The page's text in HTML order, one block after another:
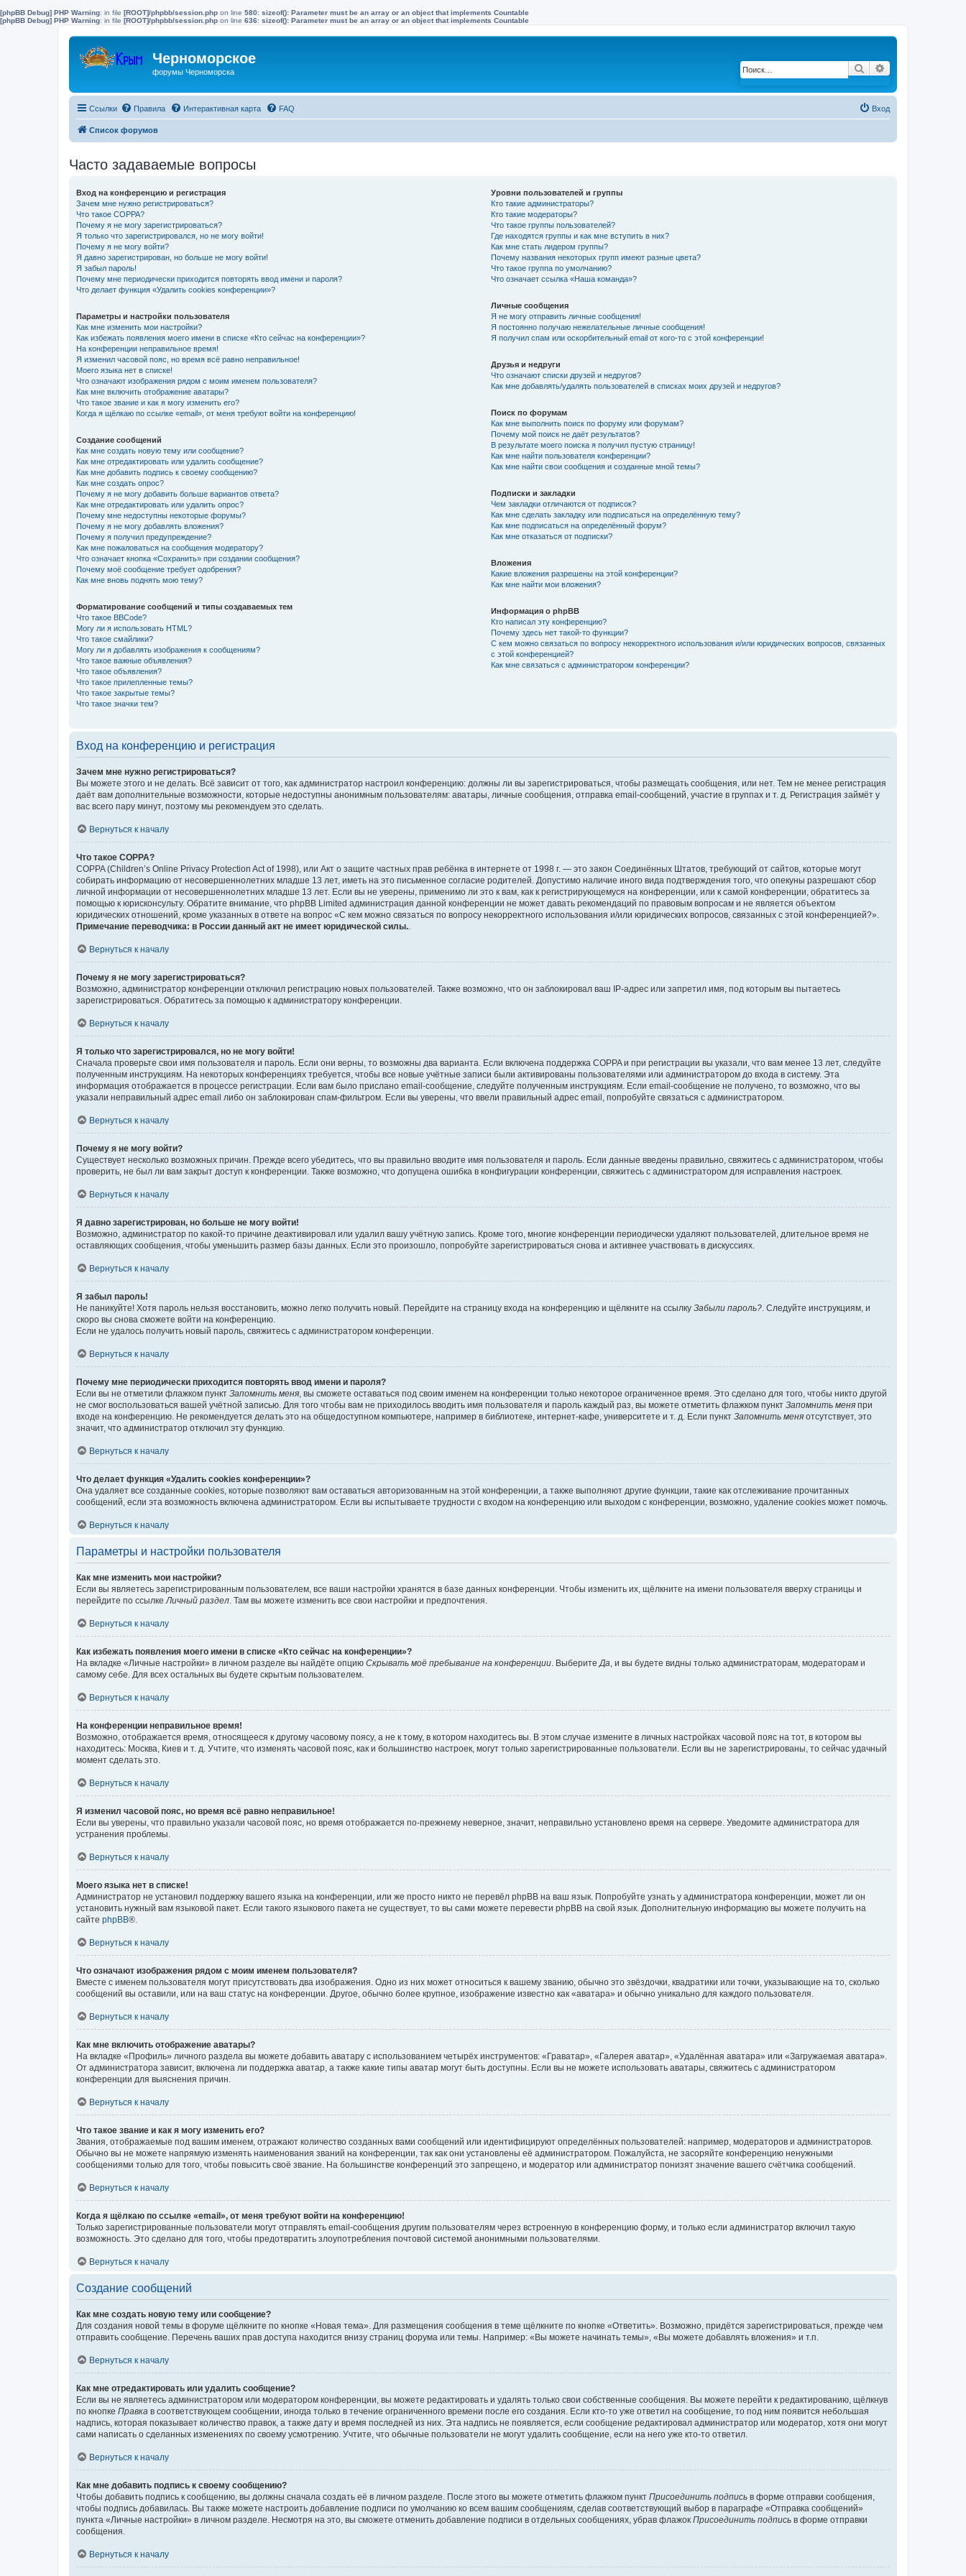
[phpBB Debug] PHP Warning: in file [ROOT]/phpbb/session.php on line 580: sizeof(): Parameter must be an array or an object that implements Countable
[phpBB Debug] PHP Warning: in file [ROOT]/phpbb/session.php on line 636: sizeof(): Parameter must be an array or an object that implements Countable
Черноморское
форумы Черноморска Поиск
Ссылки Правила Интерактивная карта FAQ Вход
Список форумов
Часто задаваемые вопросы
Вход на конференцию и регистрация
Зачем мне нужно регистрироваться?
Что такое COPPA?
Почему я не могу зарегистрироваться?
Я только что зарегистрировался, но не могу войти!
Почему я не могу войти?
Я давно зарегистрирован, но больше не могу войти!
Я забыл пароль!
Почему мне периодически приходится повторять ввод имени и пароля?
Что делает функция «Удалить cookies конференции»?
Параметры и настройки пользователя
Как мне изменить мои настройки?
Как избежать появления моего имени в списке «Кто сейчас на конференции»?
На конференции неправильное время!
Я изменил часовой пояс, но время всё равно неправильное!
Моего языка нет в списке!
Что означают изображения рядом с моим именем пользователя?
Как мне включить отображение аватары?
Что такое звание и как я могу изменить его?
Когда я щёлкаю по ссылке «email», от меня требуют войти на конференцию!
Создание сообщений
Как мне создать новую тему или сообщение?
Как мне отредактировать или удалить сообщение?
Как мне добавить подпись к своему сообщению?
Как мне создать опрос?
Почему я не могу добавить больше вариантов ответа?
Как мне отредактировать или удалить опрос?
Почему мне недоступны некоторые форумы?
Почему я не могу добавлять вложения?
Почему я получил предупреждение?
Как мне пожаловаться на сообщения модератору?
Что означает кнопка «Сохранить» при создании сообщения?
Почему моё сообщение требует одобрения?
Как мне вновь поднять мою тему?
Форматирование сообщений и типы создаваемых тем
Что такое BBCode?
Могу ли я использовать HTML?
Что такое смайлики?
Могу ли я добавлять изображения к сообщениям?
Что такое важные объявления?
Что такое объявления?
Что такое прилепленные темы?
Что такое закрытые темы?
Что такое значки тем?
Уровни пользователей и группы
Кто такие администраторы?
Кто такие модераторы?
Что такое группы пользователей?
Где находятся группы и как мне вступить в них?
Как мне стать лидером группы?
Почему названия некоторых групп имеют разные цвета?
Что такое группа по умолчанию?
Что означает ссылка «Наша команда»?
Личные сообщения
Я не могу отправить личные сообщения!
Я постоянно получаю нежелательные личные сообщения!
Я получил спам или оскорбительный email от кого-то с этой конференции!
Друзья и недруги
Что означают списки друзей и недругов?
Как мне добавлять/удалять пользователей в списках моих друзей и недругов?
Поиск по форумам
Как мне выполнить поиск по форуму или форумам?
Почему мой поиск не даёт результатов?
В результате моего поиска я получил пустую страницу!
Как мне найти пользователя конференции?
Как мне найти свои сообщения и созданные мной темы?
Подписки и закладки
Чем закладки отличаются от подписок?
Как мне сделать закладку или подписаться на определённую тему?
Как мне подписаться на определённый форум?
Как мне отказаться от подписки?
Вложения
Какие вложения разрешены на этой конференции?
Как мне найти мои вложения?
Информация о phpBB
Кто написал эту конференцию?
Почему здесь нет такой-то функции?
С кем можно связаться по вопросу некорректного использования и/или юридических вопросов, связанных
с этой конференцией?
Как мне связаться с администратором конференции?
Вход на конференцию и регистрация
Зачем мне нужно регистрироваться?
Вы можете этого и не делать. Всё зависит от того, как администратор настроил конференцию: должны ли вы зарегистрироваться, чтобы размещать сообщения, или нет. Тем не менее регистрация
даёт вам дополнительные возможности, которые недоступны анонимным пользователям: аватары, личные сообщения, отправка email-сообщений, участие в группах и т. д. Регистрация займёт у
вас всего пару минут, поэтому мы рекомендуем это сделать.
Вернуться к началу
Что такое COPPA?
COPPA (Children’s Online Privacy Protection Act of 1998), или Акт о защите частных прав ребёнка в интернете от 1998 г. — это закон Соединённых Штатов, требующий от сайтов, которые могут
собирать информацию от несовершеннолетних младше 13 лет, иметь на это письменное согласие родителей. Допустимо наличие иного вида подтверждения того, что опекуны разрешают сбор
личной информации от несовершеннолетних младше 13 лет. Если вы не уверены, применимо ли это к вам, как к регистрирующемуся на конференции, или к самой конференции, обратитесь за
помощью к юрисконсульту. Обратите внимание, что phpBB Limited администрация данной конференции не может давать рекомендаций по правовым вопросам и не является объектом
юридических отношений, кроме указанных в ответе на вопрос «С кем можно связаться по вопросу некорректного использования и/или юридических вопросов, связанных с этой конференцией?».
Примечание переводчика: в России данный акт не имеет юридической силы.
Вернуться к началу
Почему я не могу зарегистрироваться?
Возможно, администратор конференции отключил регистрацию новых пользователей. Также возможно, что он заблокировал ваш IP-адрес или запретил имя, под которым вы пытаетесь
зарегистрироваться. Обратитесь за помощью к администратору конференции.
Вернуться к началу
Я только что зарегистрировался, но не могу войти!
Сначала проверьте свои имя пользователя и пароль. Если они верны, то возможны два варианта. Если включена поддержка COPPA и при регистрации вы указали, что вам менее 13 лет, следуйте
полученным инструкциям. На некоторых конференциях требуется, чтобы все новые учётные записи были активированы пользователями или администратором до входа в систему. Эта
информация отображается в процессе регистрации. Если вам было прислано email-сообщение, следуйте полученным инструкциям. Если email-сообщение не получено, то возможно, что вы
указали неправильный адрес email либо он заблокирован спам-фильтром. Если вы уверены, что ввели правильный адрес email, попробуйте связаться с администратором.
Вернуться к началу
Почему я не могу войти?
Существует несколько возможных причин. Прежде всего убедитесь, что вы правильно вводите имя пользователя и пароль. Если данные введены правильно, свяжитесь с администратором, чтобы
проверить, не был ли вам закрыт доступ к конференции. Также возможно, что допущена ошибка в конфигурации конференции, свяжитесь с администратором для исправления настроек.
Вернуться к началу
Я давно зарегистрирован, но больше не могу войти!
Возможно, администратор по какой-то причине деактивировал или удалил вашу учётную запись. Кроме того, многие конференции периодически удаляют пользователей, длительное время не
оставляющих сообщения, чтобы уменьшить размер базы данных. Если это произошло, попробуйте зарегистрироваться снова и активнее участвовать в дискуссиях.
Вернуться к началу
Я забыл пароль!
Не паникуйте! Хотя пароль нельзя восстановить, можно легко получить новый. Перейдите на страницу входа на конференцию и щёлкните на ссылку Забыли пароль? . Следуйте инструкциям, и
скоро вы снова сможете войти на конференцию.
Если не удалось получить новый пароль, свяжитесь с администратором конференции.
Вернуться к началу
Почему мне периодически приходится повторять ввод имени и пароля?
Если вы не отметили флажком пункт Запомнить меня , вы сможете оставаться под своим именем на конференции только некоторое ограниченное время. Это сделано для того, чтобы никто другой
не смог воспользоваться вашей учётной записью. Для того чтобы вам не приходилось вводить имя пользователя и пароль каждый раз, вы можете отметить флажком пункт Запомнить меня при
входе на конференцию. Не рекомендуется делать это на общедоступном компьютере, например в библиотеке, интернет-кафе, университете и т. д. Если пункт Запомнить меня отсутствует, это
значит, что администратор отключил эту функцию.
Вернуться к началу
Что делает функция «Удалить cookies конференции»?
Она удаляет все созданные cookies, которые позволяют вам оставаться авторизованным на этой конференции, а также выполняют другие функции, такие как отслеживание прочитанных
сообщений, если эта возможность включена администратором. Если вы испытываете трудности с входом на конференцию или выходом с конференции, возможно, удаление cookies может помочь.
Вернуться к началу
Параметры и настройки пользователя
Как мне изменить мои настройки?
Если вы являетесь зарегистрированным пользователем, все ваши настройки хранятся в базе данных конференции. Чтобы изменить их, щёлкните на имени пользователя вверху страницы и
перейдите по ссылке Личный раздел . Там вы можете изменить все свои настройки и предпочтения.
Вернуться к началу
Как избежать появления моего имени в списке «Кто сейчас на конференции»?
На вкладке «Личные настройки» в личном разделе вы найдёте опцию Скрывать моё пребывание на конференции . Выберите Да , и вы будете видны только администраторам, модераторам и
самому себе. Для всех остальных вы будете скрытым пользователем.
Вернуться к началу
На конференции неправильное время!
Возможно, отображается время, относящееся к другому часовому поясу, а не к тому, в котором находитесь вы. В этом случае измените в личных настройках часовой пояс на тот, в котором вы
находитесь: Москва, Киев и т. д. Учтите, что изменять часовой пояс, как и большинство настроек, могут только зарегистрированные пользователи. Если вы не зарегистрированы, то сейчас удачный
момент сделать это.
Вернуться к началу
Я изменил часовой пояс, но время всё равно неправильное!
Если вы уверены, что правильно указали часовой пояс, но время отображается по-прежнему неверное, значит, неправильно установлено время на сервере. Уведомите администратора для
устранения проблемы.
Вернуться к началу
Моего языка нет в списке!
Администратор не установил поддержку вашего языка на конференции, или же просто никто не перевёл phpBB на ваш язык. Попробуйте узнать у администратора конференции, может ли он
установить нужный вам языковой пакет. Если такого языкового пакета не существует, то вы сами можете перевести phpBB на свой язык. Дополнительную информацию вы можете получить на
сайте phpBB®.
Вернуться к началу
Что означают изображения рядом с моим именем пользователя?
Вместе с именем пользователя могут присутствовать два изображения. Одно из них может относиться к вашему званию, обычно это звёздочки, квадратики или точки, указывающие на то, сколько
сообщений вы оставили, или на ваш статус на конференции. Другое, обычно более крупное, изображение известно как «аватара» и обычно уникально для каждого пользователя.
Вернуться к началу
Как мне включить отображение аватары?
На вкладке «Профиль» личного раздела вы можете добавить аватару с использованием четырёх инструментов: «Граватар», «Галерея аватар», «Удалённая аватара» или «Загружаемая аватара».
От администратора зависит, включена ли поддержка аватар, а также какие типы аватар могут быть доступны. Если вы не можете использовать аватары, свяжитесь с администратором
конференции для выяснения причин.
Вернуться к началу
Что такое звание и как я могу изменить его?
Звания, отображаемые под вашим именем, отражают количество созданных вами сообщений или идентифицируют определённых пользователей: например, модераторов и администраторов.
Обычно вы не можете напрямую изменять наименования званий на конференции, так как они установлены её администратором. Пожалуйста, не засоряйте конференцию ненужными
сообщениями только для того, чтобы повысить своё звание. На большинстве конференций это запрещено, и модератор или администратор понизят значение вашего счётчика сообщений.
Вернуться к началу
Когда я щёлкаю по ссылке «email», от меня требуют войти на конференцию!
Только зарегистрированные пользователи могут отправлять email-сообщения другим пользователям через встроенную в конференцию форму, и только если администратор включил такую
возможность. Это сделано для того, чтобы предотвратить злоупотребления почтовой системой анонимными пользователями.
Вернуться к началу
Создание сообщений
Как мне создать новую тему или сообщение?
Для создания новой темы в форуме щёлкните по кнопке «Новая тема». Для размещения сообщения в теме щёлкните по кнопке «Ответить». Возможно, придётся зарегистрироваться, прежде чем
отправить сообщение. Перечень ваших прав доступа находится внизу страниц форума или темы. Например: «Вы можете начинать темы», «Вы можете добавлять вложения» и т.п.
Вернуться к началу
Как мне отредактировать или удалить сообщение?
Если вы не являетесь администратором или модератором конференции, вы можете редактировать и удалять только свои собственные сообщения. Вы можете перейти к редактированию, щёлкнув
по кнопке Правка в соответствующем сообщении, иногда только в течение ограниченного времени после его создания. Если кто-то уже ответил на сообщение, то под ним появится небольшая
надпись, которая показывает количество правок, а также дату и время последней из них. Эта надпись не появляется, если сообщение редактировал администратор или модератор, хотя они могут
сами написать о сделанных изменениях по своему усмотрению. Учтите, что обычные пользователи не могут удалить сообщение, если на него уже кто-то ответил.
Вернуться к началу
Как мне добавить подпись к своему сообщению?
Чтобы добавить подпись к сообщению, вы должны сначала создать её в личном разделе. После этого вы можете отметить флажком пункт Присоединить подпись в форме отправки сообщения,
чтобы подпись добавилась. Вы также можете настроить добавление подписи по умолчанию ко всем вашим сообщениям, сделав соответствующий выбор в параграфе «Отправка сообщений»
пункта «Личные настройки» в личном разделе. Несмотря на это, вы сможете отменить добавление подписи в отдельных сообщениях, убрав флажок Присоединить подпись в форме отправки
сообщения.
Вернуться к началу